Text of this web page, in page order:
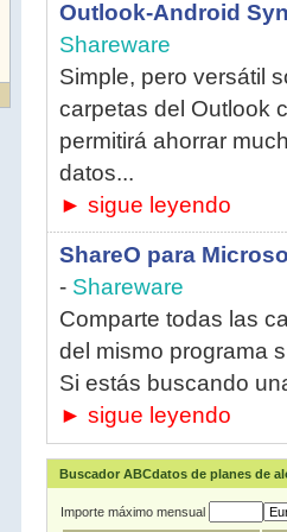
Outlook-Android
Shareware
Simple, pero versátil
carpetas del Outlook
permitirá ahorrar
datos...
► sigue leyendo
ShareO para
- Shareware
Comparte todas las
del mismo programa
Si estás buscando
► sigue leyendo
Buscador ABCdatos de planes de
Importe máximo mensual